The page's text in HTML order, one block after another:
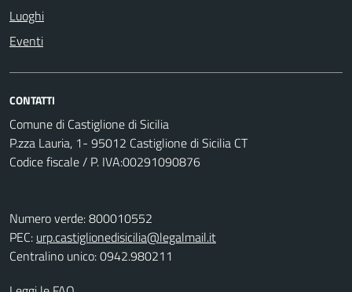
Luoghi
Eventi
CONTATTI
Comune di Castiglione di Sicilia
P.zza Lauria, 1- 95012 Castiglione di Sicilia CT
Codice fiscale / P. IVA:00291090876
Numero verde: 800010552
PEC: urp.castiglionedisicilia@legalmail.it
Centralino unico: 0942.980211